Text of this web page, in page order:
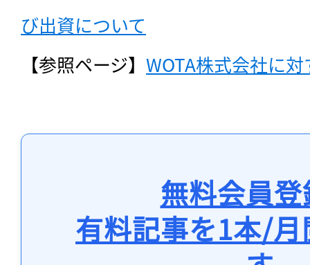
び出資について
【参照ページ】 WOTA株式会社に
無料会員
有料記事を1本/